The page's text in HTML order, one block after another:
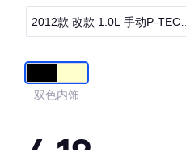
2012款 改款 1.0L 手动P-TEC舒
双色内饰